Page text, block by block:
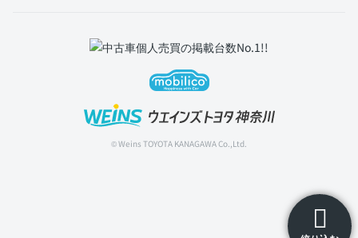
© Weins TOYOTA KANAGAWA Co.,Ltd.